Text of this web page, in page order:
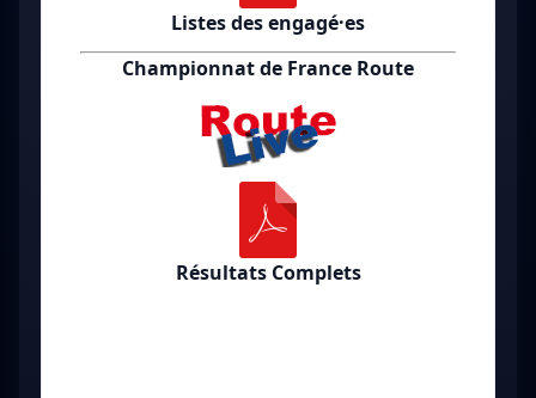
Listes des engagé·es
Championnat de France Route
Résultats Complets